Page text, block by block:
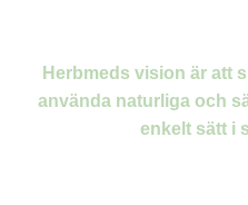
Herbmeds vision är att
använda naturliga och
enkelt sätt i